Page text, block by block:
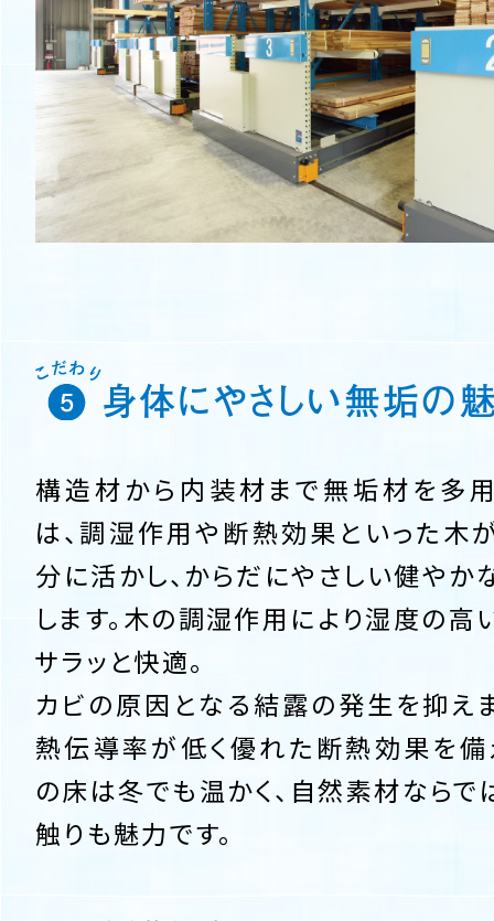
身体にやさしい無垢の
構造材から内装材まで無垢材を多
は、調湿作用や断熱効果といった木
分に活かし、からだにやさしい健や
します。木の調湿作用により湿度の
サラッと快適。
カビの原因となる結露の発生を抑え
熱伝導率が低く優れた断熱効果を備
の床は冬でも温かく、自然素材なら
触りも魅力です。